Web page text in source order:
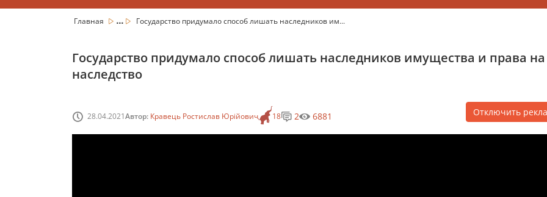
Главная ... Государство придумало способ лишать наследников им...
Государство придумало способ лишать наследников имущества и права на
наследство
28.04.2021Автор: Кравець Ростислав Юрійович 18 2 6881 Отключить